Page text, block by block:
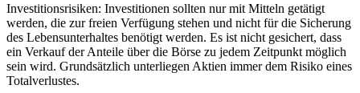
Investitionsrisiken: Investitionen sollten nur mit Mitteln getätigt
werden, die zur freien Verfügung stehen und nicht für die Sicherung
des Lebensunterhaltes benötigt werden. Es ist nicht gesichert, dass
ein Verkauf der Anteile über die Börse zu jedem Zeitpunkt möglich
sein wird. Grundsätzlich unterliegen Aktien immer dem Risiko eines
Totalverlustes.